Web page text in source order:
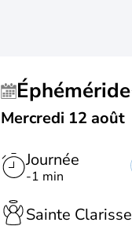
Éphéméride
Mercredi 12 août
Journée
-1 min
Sainte Clarisse